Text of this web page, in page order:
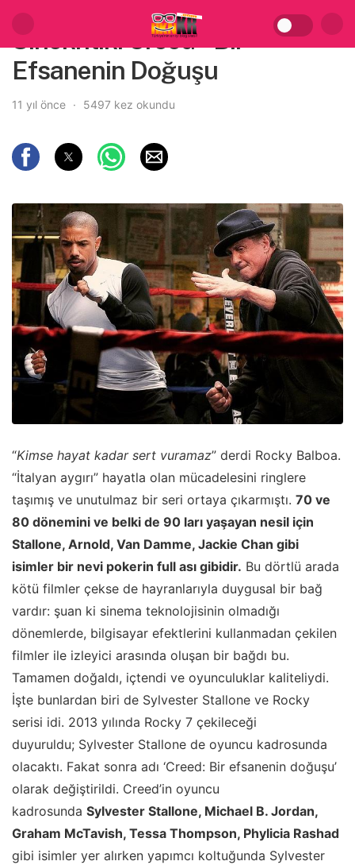
Sinekritik: Creed – Bir
Efsanenin Doğuşu
11 yıl önce 5497 kez okundu
“Kimse hayat kadar sert vuramaz” derdi Rocky Balboa.
“İtalyan aygırı” hayatla olan mücadelesini ringlere
taşımış ve unutulmaz bir seri ortaya çıkarmıştı. 70 ve
80 dönemini ve belki de 90 ları yaşayan nesil için
Stallone, Arnold, Van Damme, Jackie Chan gibi
isimler bir nevi pokerin full ası gibidir. Bu dörtlü arada
kötü filmler çekse de hayranlarıyla duygusal bir bağ
vardır: şuan ki sinema teknolojisinin olmadığı
dönemlerde, bilgisayar efektlerini kullanmadan çekilen
filmler ile izleyici arasında oluşan bir bağdı bu.
Tamamen doğaldı, içtendi ve oyunculuklar kaliteliydi.
İşte bunlardan biri de Sylvester Stallone ve Rocky
serisi idi. 2013 yılında Rocky 7 çekileceği
duyuruldu; Sylvester Stallone de oyuncu kadrosunda
olacaktı. Fakat sonra adı ‘Creed: Bir efsanenin doğuşu’
olarak değiştirildi. Creed’in oyuncu
kadrosunda Sylvester Stallone, Michael B. Jordan,
Graham McTavish, Tessa Thompson, Phylicia Rashad
gibi isimler yer alırken yapımcı koltuğunda Sylvester